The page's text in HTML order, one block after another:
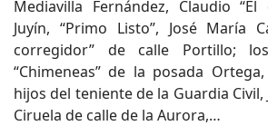
Mediavilla Fernández, Claudio “El
Juyín, “Primo Listo”, José María
corregidor” de calle Portillo;
“Chimeneas” de la posada
hijos del teniente de la Guardia Civil,
Ciruela de calle de la Aurora,…